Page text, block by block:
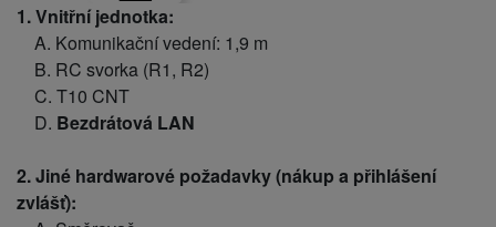
1. Vnitřní jednotka:
A. Komunikační vedení: 1,9 m
B. RC svorka (R1, R2)
C. T10 CNT
D. Bezdrátová LAN
2. Jiné hardwarové požadavky (nákup a přihlášení
zvlášť):